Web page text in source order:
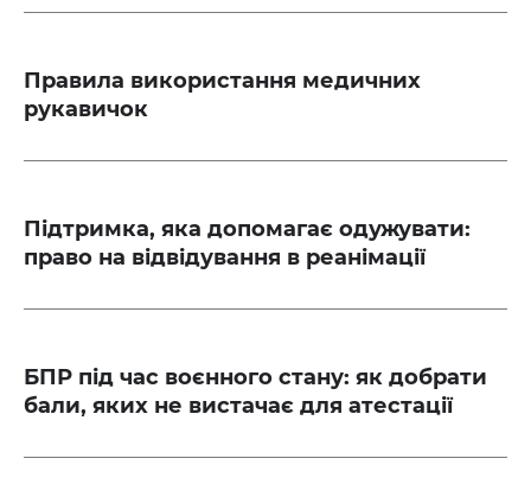
Правила використання медичних
рукавичок
Підтримка, яка допомагає одужувати:
право на відвідування в реанімації
БПР під час воєнного стану: як добрати
бали, яких не вистачає для атестації